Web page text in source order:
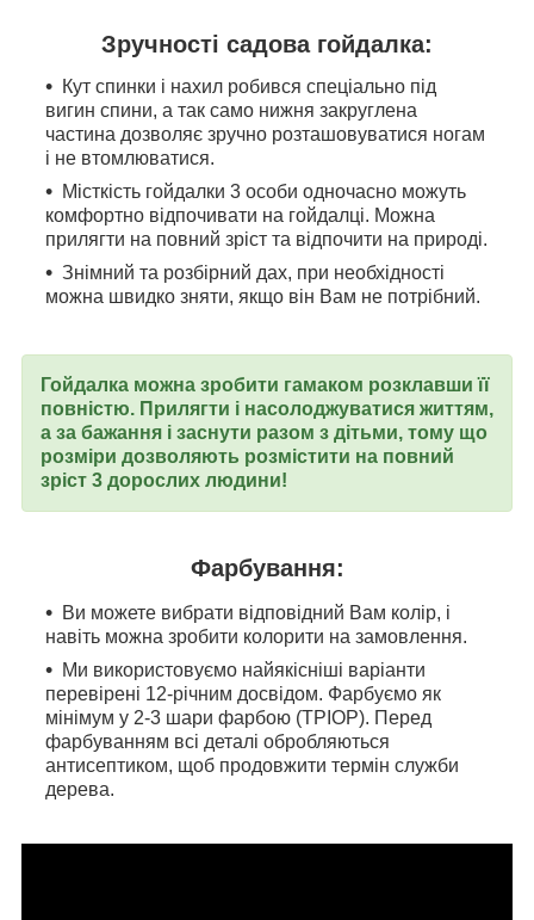
Зручності садова гойдалка:
Кут спинки і нахил робився спеціально під
вигин спини, а так само нижня закруглена
частина дозволяє зручно розташовуватися ногам
і не втомлюватися.
Місткість гойдалки 3 особи одночасно можуть
комфортно відпочивати на гойдалці. Можна
прилягти на повний зріст та відпочити на природі.
Знімний та розбірний дах, при необхідності
можна швидко зняти, якщо він Вам не потрібний.
Гойдалка можна зробити гамаком розклавши її
повністю. Прилягти і насолоджуватися життям,
а за бажання і заснути разом з дітьми, тому що
розміри дозволяють розмістити на повний
зріст 3 дорослих людини!
Фарбування:
Ви можете вибрати відповідний Вам колір, і
навіть можна зробити колорити на замовлення.
Ми використовуємо найякісніші варіанти
перевірені 12-річним досвідом. Фарбуємо як
мінімум у 2-3 шари фарбою (ТРІОР). Перед
фарбуванням всі деталі обробляються
антисептиком, щоб продовжити термін служби
дерева.